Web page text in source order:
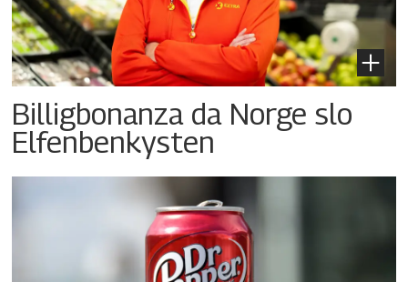
Billigbonanza da Norge slo
Elfenbenkysten